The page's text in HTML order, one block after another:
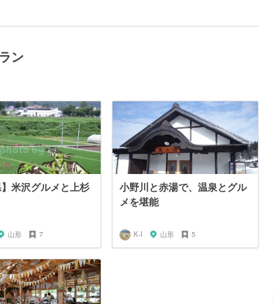
ン
】米沢グルメと上杉
山形 7
小野川と赤湯で、温泉とグル
メを堪能
K-I 山形 5